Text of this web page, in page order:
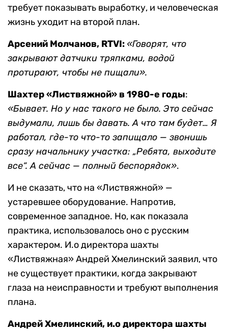
требует показывать выработку, и человеческая
жизнь уходит на второй план.
Арсений Молчанов, RTVI: «Говорят, что
закрываютдатчики тряпками, водой
протирают, чтобы не пищали».
Шахтер «Листвяжной» в 1980-е годы:
«Бывает. Но у нас такого не было. Это сейчас
выдумали, лишь бы давать. А что там будет… Я
работал, где-то что-то запищало — звонишь
сразу начальнику участка: „Ребята, выходите
все“. А сейчас — полный беспорядок».
И не сказать, что на «Листвяжной» —
устаревшее оборудование. Напротив,
современное западное. Но, как показала
практика, использовалось оно с русским
характером. И.о директора шахты
«Листвяжная» Андрей Хмелинский заявил, что
не существует практики, когда закрывают
глаза на неисправности и требуют выполнения
плана.
Андрей Хмелинский, и.о директора шахты